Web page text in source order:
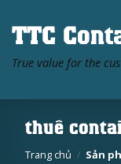
content
TTC
True value for the
thuê
Trang chủ / Sản